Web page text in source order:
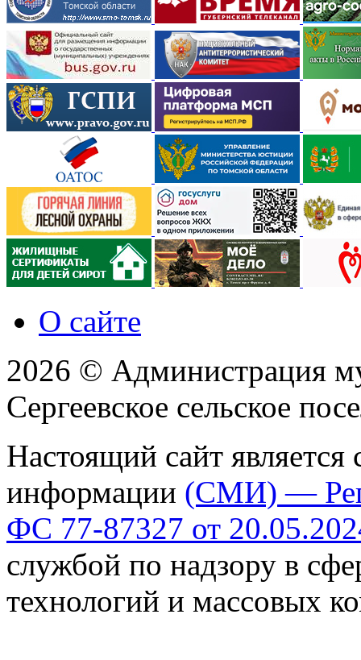
О сайте
2026 © Администрация
Сергеевское сельское
Настоящий сайт является
информации (СМИ) —
ФС 77-87327 от
службой по надзору в
технологий и массовых